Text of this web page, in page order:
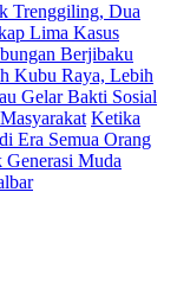
Trenggiling, Dua
Lima Kasus
Berjibaku
Kubu Raya, Lebih
Gelar Bakti Sosial
Ketika
Era Semua Orang
Muda